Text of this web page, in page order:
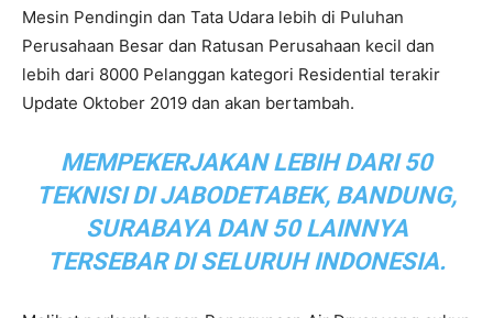
Mesin Pendingin dan Tata Udara lebih di Puluhan
Perusahaan Besar dan Ratusan Perusahaan kecil dan
lebih dari 8000 Pelanggan kategori Residential terakir
Update Oktober 2019 dan akan bertambah.
MEMPEKERJAKAN LEBIH DARI 50
TEKNISI DI JABODETABEK, BANDUNG,
SURABAYA DAN 50 LAINNYA
TERSEBAR DI SELURUH INDONESIA.